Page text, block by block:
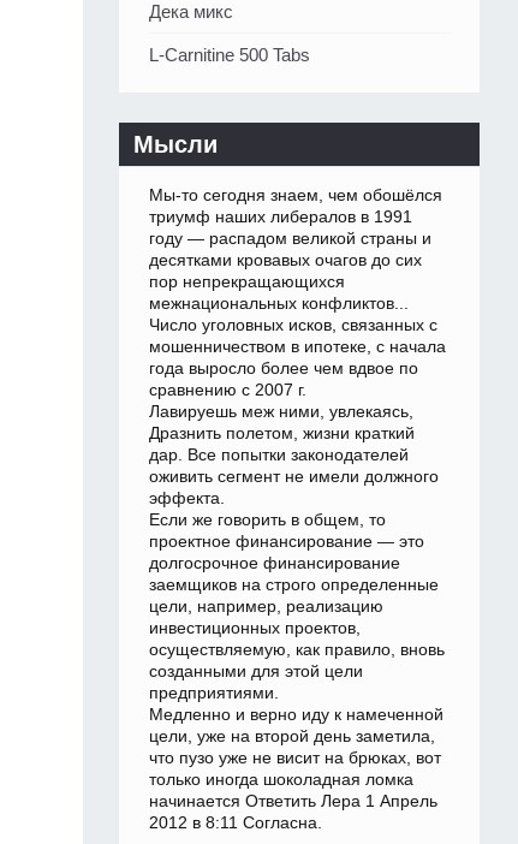
Дека микс
L-Carnitine 500 Tabs
Мысли
Мы-то сегодня знаем, чем обошёлся
триумф наших либералов в 1991
году — распадом великой страны и
десятками кровавых очагов до сих
пор непрекращающихся
межнациональных конфликтов...
Число уголовных исков, связанных с
мошенничеством в ипотеке, с начала
года выросло более чем вдвое по
сравнению с 2007 г.
Лавируешь меж ними, увлекаясь,
Дразнить полетом, жизни краткий
дар. Все попытки законодателей
оживить сегмент не имели должного
эффекта.
Если же говорить в общем, то
проектное финансирование — это
долгосрочное финансирование
заемщиков на строго определенные
цели, например, реализацию
инвестиционных проектов,
осуществляемую, как правило, вновь
созданными для этой цели
предприятиями.
Медленно и верно иду к намеченной
цели, уже на второй день заметила,
что пузо уже не висит на брюках, вот
только иногда шоколадная ломка
начинается Ответить Лера 1 Апрель
2012 в 8:11 Согласна.